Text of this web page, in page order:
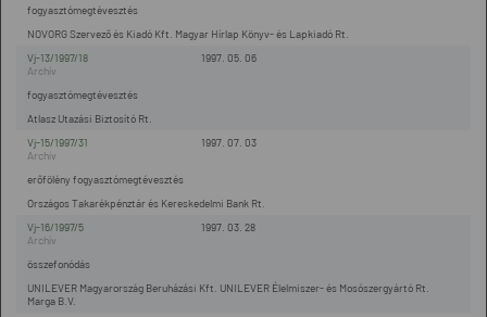
NOVORG Szervező és Kiadó Kft. Magyar Hírlap Könyv- és Lapkiadó Rt.
fogyasztómegtévesztés
1997. 05. 06
Vj-13/1997/18
Atlasz Utazási Biztosító Rt.
fogyasztómegtévesztés
1997. 07. 03
Vj-15/1997/31
Országos Takarékpénztár és Kereskedelmi Bank Rt.
erőfölény fogyasztómegtévesztés
1997. 03. 28
Vj-16/1997/5
UNILEVER Magyarország Beruházási Kft. UNILEVER Élelmiszer- és Mosószergyártó Rt.
Marga B.V.
összefonódás